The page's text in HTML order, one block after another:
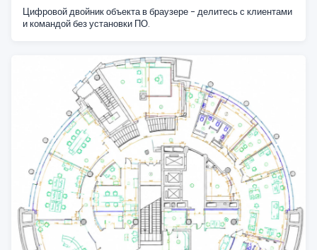
Цифровой двойник объекта в браузере - делитесь с клиентами
и командой без установки ПО.